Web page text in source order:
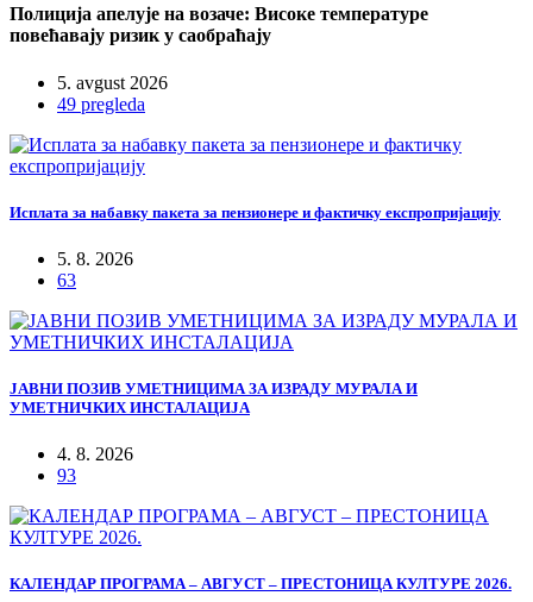
Полиција апелује на возаче: Високе температуре
повећавају ризик у саобраћају
5. avgust 2026
49 pregleda
Исплата за набавку пакета за пензионере и фактичку експропријацију
5. 8. 2026
63
ЈАВНИ ПОЗИВ УМЕТНИЦИМА ЗА ИЗРАДУ МУРАЛА И
УМЕТНИЧКИХ ИНСТАЛАЦИЈА
4. 8. 2026
93
КАЛЕНДАР ПРОГРАМА – АВГУСТ – ПРЕСТОНИЦА КУЛТУРЕ 2026.